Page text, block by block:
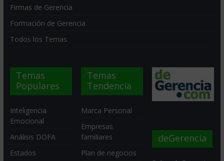
Firmas de Gerencia
Formación de Gerencia
Todos los Temas
Temas
Populares
Inteligencia
Emocional
Análisis DOFA
Estados
Temas
Tendencia
Marca Personal
Empresas
familiares
Plan de negocios
deGerencia